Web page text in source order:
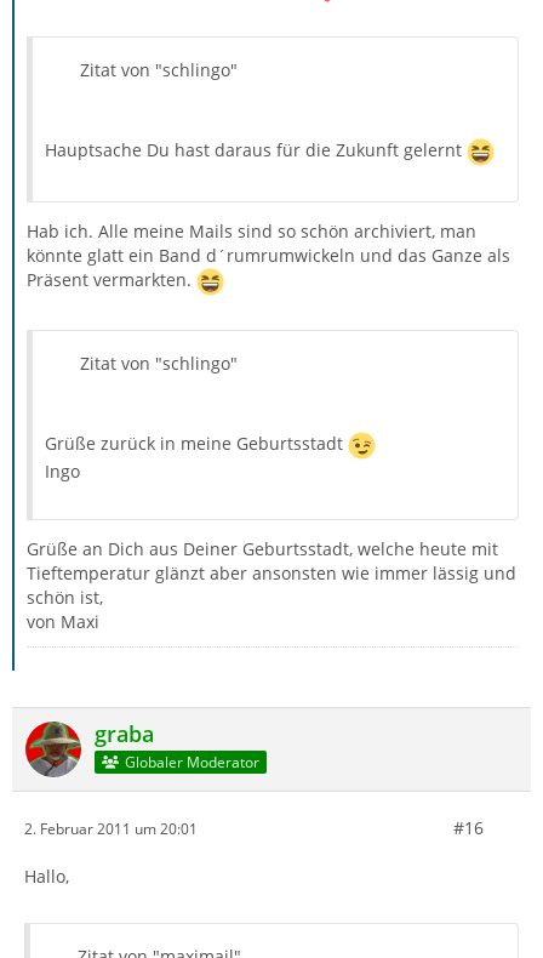
Zitat von "schlingo"
Hauptsache Du hast daraus für die Zukunft gelernt
Hab ich. Alle meine Mails sind so schön archiviert, man
könnte glatt ein Band d´rumrumwickeln und das Ganze als
Präsent vermarkten.
Zitat von "schlingo"
Grüße zurück in meine Geburtsstadt
Ingo
Grüße an Dich aus Deiner Geburtsstadt, welche heute mit
Tieftemperatur glänzt aber ansonsten wie immer lässig und
schön ist,
von Maxi
graba
Globaler Moderator
2. Februar 2011 um 20:01 #16
Hallo,